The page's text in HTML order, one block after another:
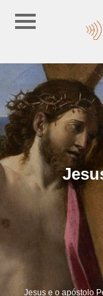
Jesus e o apóstolo